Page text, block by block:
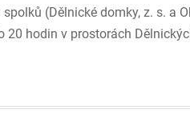
(Dělnické domky, z. s. a
20 hodin v prostorách